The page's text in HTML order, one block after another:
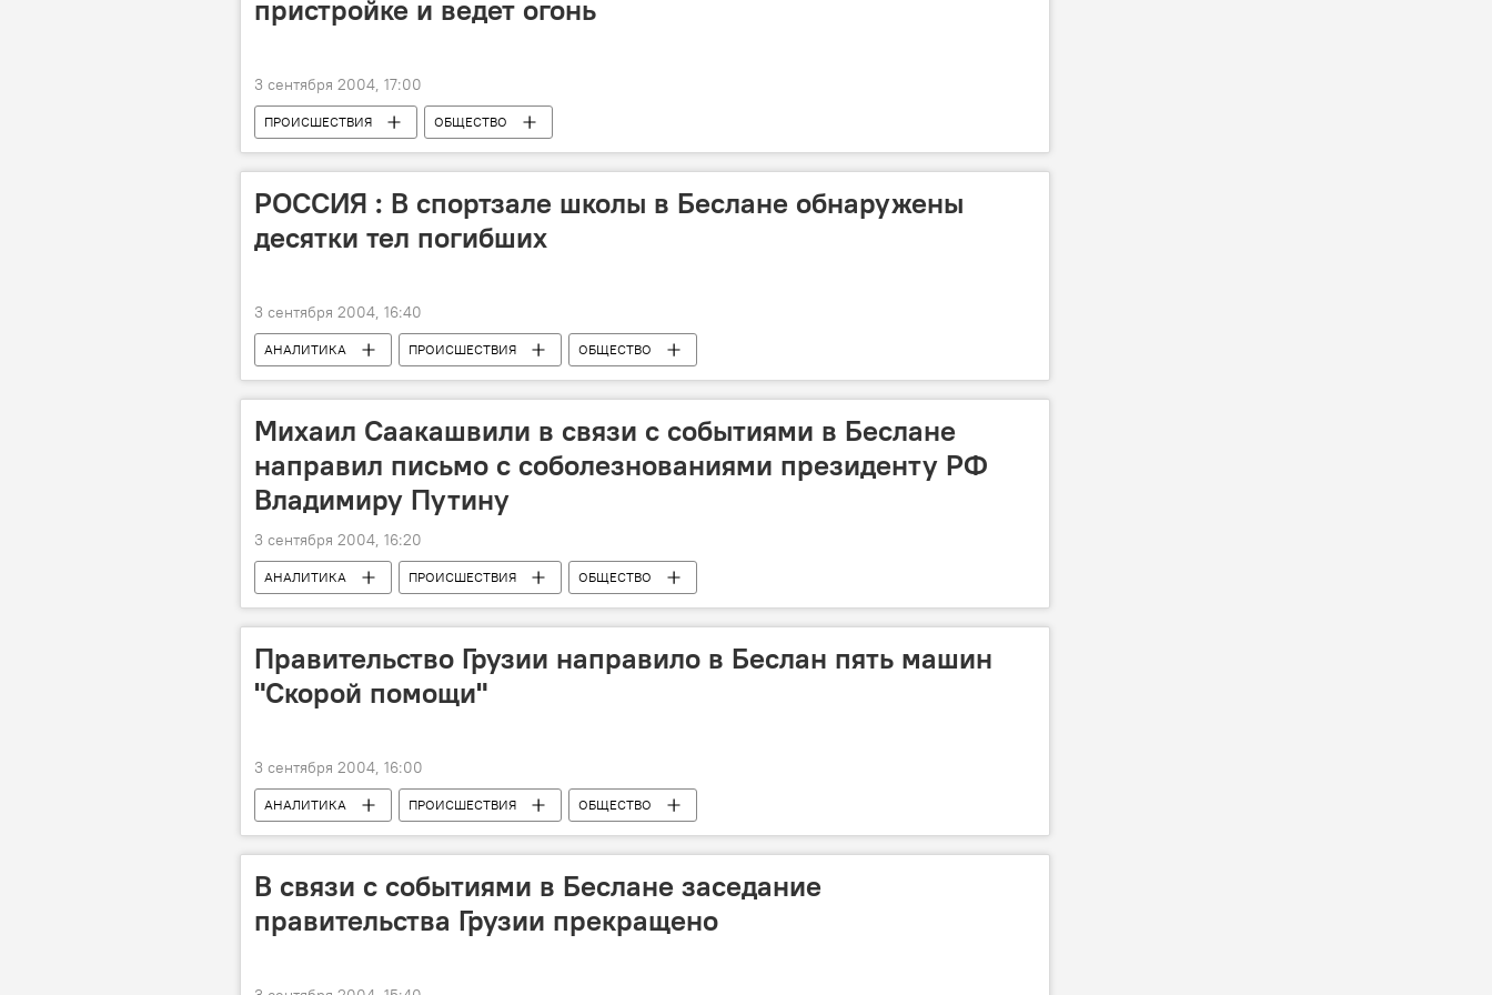
пристройке и ведет огонь
3 сентября 2004, 17:00
ПРОИСШЕСТВИЯ ОБЩЕСТВО
РОССИЯ : В спортзале школы в Беслане обнаружены
десятки тел погибших
3 сентября 2004, 16:40
АНАЛИТИКА ПРОИСШЕСТВИЯ ОБЩЕСТВО
Михаил Саакашвили в связи с событиями в Беслане
направил письмо с соболезнованиями президенту РФ
Владимиру Путину
3 сентября 2004, 16:20
АНАЛИТИКА ПРОИСШЕСТВИЯ ОБЩЕСТВО
Правительство Грузии направило в Беслан пять машин
"Скорой помощи"
3 сентября 2004, 16:00
АНАЛИТИКА ПРОИСШЕСТВИЯ ОБЩЕСТВО
В связи с событиями в Беслане заседание
правительства Грузии прекращено